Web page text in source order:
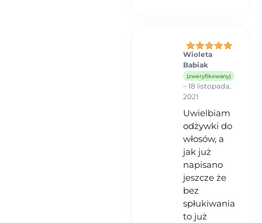
Oceniono
na 5
Wioleta
Babiak
(zweryfikowany)
– 18 listopada,
2021
Uwielbiam
odżywki do
włosów, a
jak już
napisano
jeszcze że
bez
spłukiwania
to już